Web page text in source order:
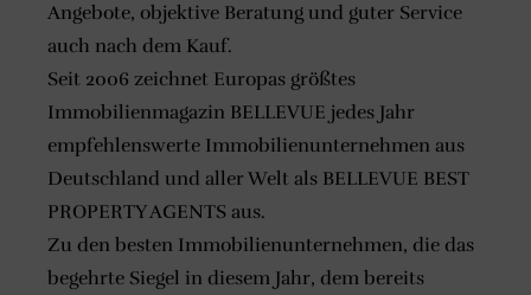
Angebote, objektive Beratung und guter Service
auch nach dem Kauf.
Seit 2006 zeichnet Europas größtes
Immobilienmagazin BELLEVUE jedes Jahr
empfehlenswerte Immobilienunternehmen aus
Deutschland und aller Welt als BELLEVUE BEST
PROPERTY AGENTS aus.
Zu den besten Immobilienunternehmen, die das
begehrte Siegel in diesem Jahr, dem bereits